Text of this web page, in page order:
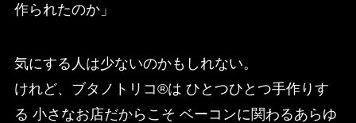
作られたのか」
気にする人は少ないのかもしれない。
けれど、ブタノトリコ®は ひとつひとつ手作りす
る 小さなお店だからこそ ベーコンに関わるあらゆ